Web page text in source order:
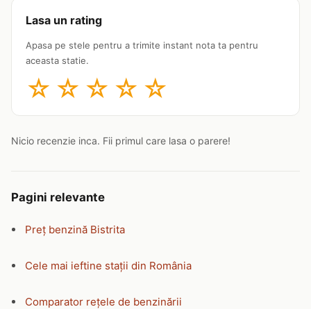
Lasa un rating
Apasa pe stele pentru a trimite instant nota ta pentru
aceasta statie.
☆ ☆ ☆ ☆ ☆
Nicio recenzie inca. Fii primul care lasa o parere!
Pagini relevante
Preț benzină Bistrita
Cele mai ieftine stații din România
Comparator rețele de benzinării